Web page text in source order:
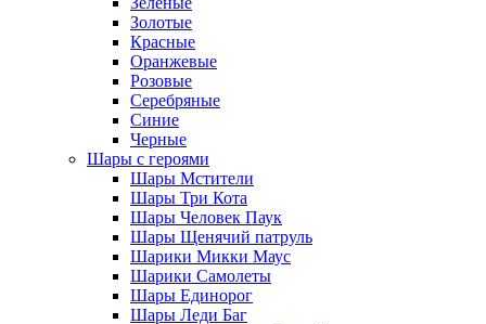
Золотые
Красные
Оранжевые
Розовые
Серебряные
Синие
Черные
Шары с героями
Шары Мстители
Шары Три Кота
Шары Человек Паук
Шары Щенячий патруль
Шарики Микки Маус
Шарики Самолеты
Шары Единорог
Шары Леди Баг